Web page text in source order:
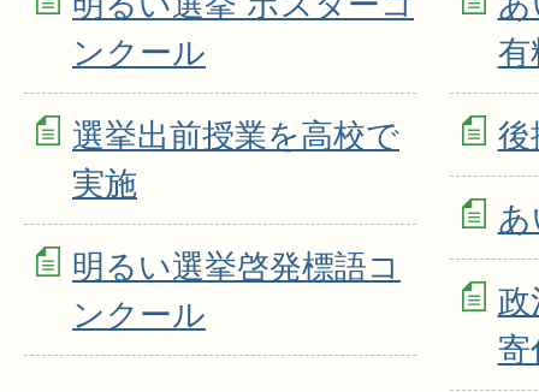
ンクール
選挙出前授業を高校で
実施
明るい選挙啓発標語コ
ンクール
有
後
政
寄